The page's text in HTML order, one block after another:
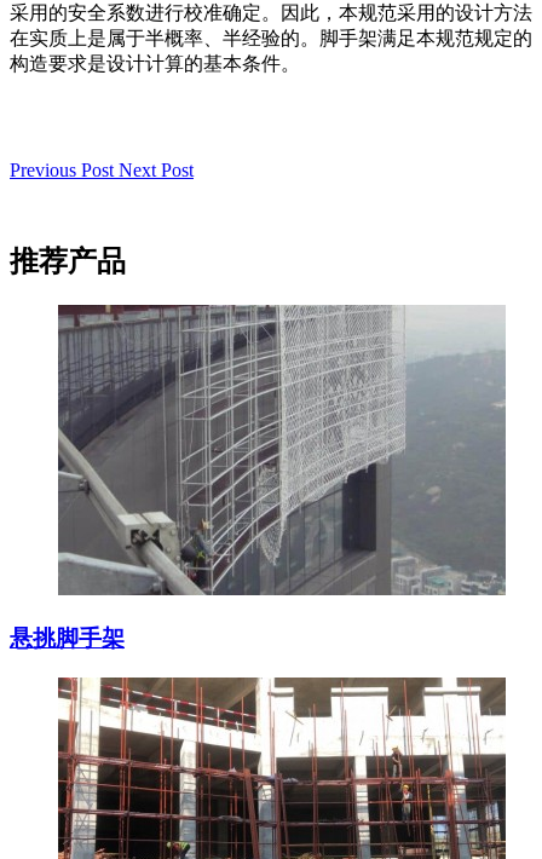
采用的安全系数进行校准确定。因此，本规范采用的设计方法
在实质上是属于半概率、半经验的。脚手架满足本规范规定的
构造要求是设计计算的基本条件。
Previous Post Next Post
推荐产品
悬挑脚手架